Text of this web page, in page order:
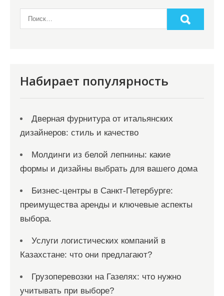
Набирает популярность
Дверная фурнитура от итальянских
дизайнеров: стиль и качество
Молдинги из белой лепнины: какие
формы и дизайны выбрать для вашего дома
Бизнес-центры в Санкт-Петербурге:
преимущества аренды и ключевые аспекты
выбора.
Услуги логистических компаний в
Казахстане: что они предлагают?
Грузоперевозки на Газелях: что нужно
учитывать при выборе?